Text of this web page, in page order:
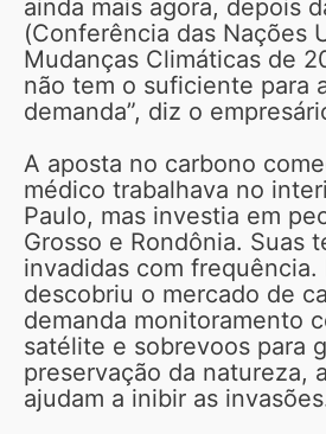
ainda mais agora, depois
(Conferência das Nações
Mudanças Climáticas de
não tem o suficiente para
demanda”, diz o
A aposta no carbono
médico trabalhava no
Paulo, mas investia em
Grosso e Rondônia. Suas
invadidas com frequência.
descobriu o mercado de
demanda monitoramento
satélite e sobrevoos para
preservação da natureza,
ajudam a inibir as